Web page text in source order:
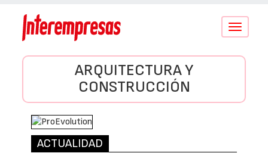
Conmutar
ARQUITECTURA Y
CONSTRUCCIÓN
ACTUALIDAD